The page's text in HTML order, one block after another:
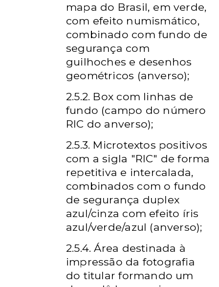
mapa do Brasil, em verde,
com efeito numismático,
combinado com fundo de
segurança com
guilhoches e desenhos
geométricos (anverso);
2.5.2. Box com linhas de
fundo (campo do número
RIC do anverso);
2.5.3. Microtextos positivos
com a sigla "RIC" de forma
repetitiva e intercalada,
combinados com o fundo
de segurança duplex
azul/cinza com efeito íris
azul/verde/azul (anverso);
2.5.4. Área destinada à
impressão da fotografia
do titular formando um